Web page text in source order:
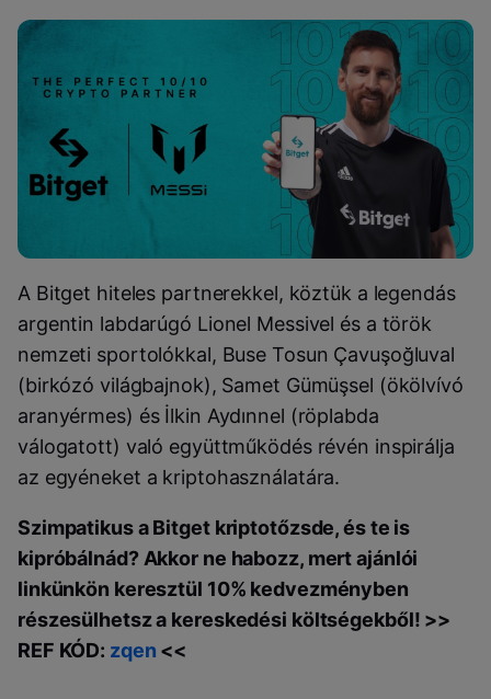
A Bitget hiteles partnerekkel, köztük a legendás
argentin labdarúgó Lionel Messivel és a török
nemzeti sportolókkal, Buse Tosun Çavuşoğluval
(birkózó világbajnok), Samet Gümüşsel (ökölvívó
aranyérmes) és İlkin Aydınnel (röplabda
válogatott) való együttműködés révén inspirálja
az egyéneket a kriptohasználatára.
Szimpatikus a Bitget kriptotőzsde, és te is
kipróbálnád? Akkor ne habozz, mert ajánlói
linkünkön keresztül 10% kedvezményben
részesülhetsz a kereskedési költségekből! >>
REF KÓD: zqen <<